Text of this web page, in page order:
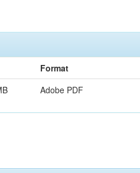
Format
Adobe PDF